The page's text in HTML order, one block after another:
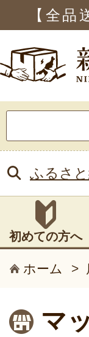
【全
索:
ふるさ
初めての方へ
ホーム >
マ